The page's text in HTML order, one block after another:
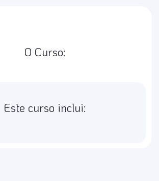
O Curso:
Este curso inclui: